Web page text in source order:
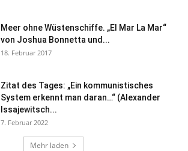
Meer ohne Wüstenschiffe. „El Mar La Mar“
von Joshua Bonnetta und...
18. Februar 2017
Zitat des Tages: „Ein kommunistisches
System erkennt man daran…“ (Alexander
Issajewitsch...
7. Februar 2022
Mehr laden